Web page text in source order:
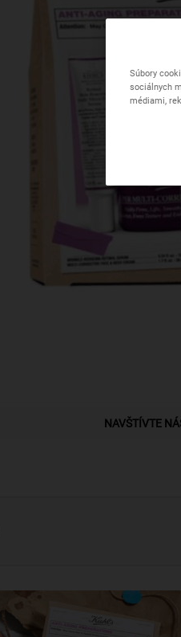
NAVŠTÍVTE
Súbory
sociálnych
médiami,